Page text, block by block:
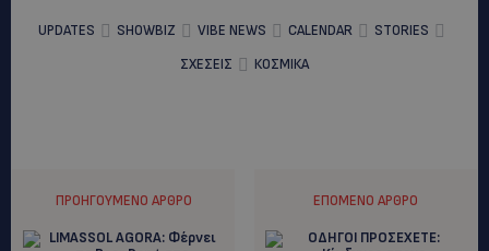
UPDATES SHOWBIZ VIBE NEWS CALENDAR
STORIES
ΣΧΕΣΕΙΣ
ΚΟΣΜΙΚΑ
ΠΡΟΗΓΟΎΜΕΝΟ ΆΡΘΡΟ ΕΠΌΜΕΝΟ ΆΡΘΡΟ